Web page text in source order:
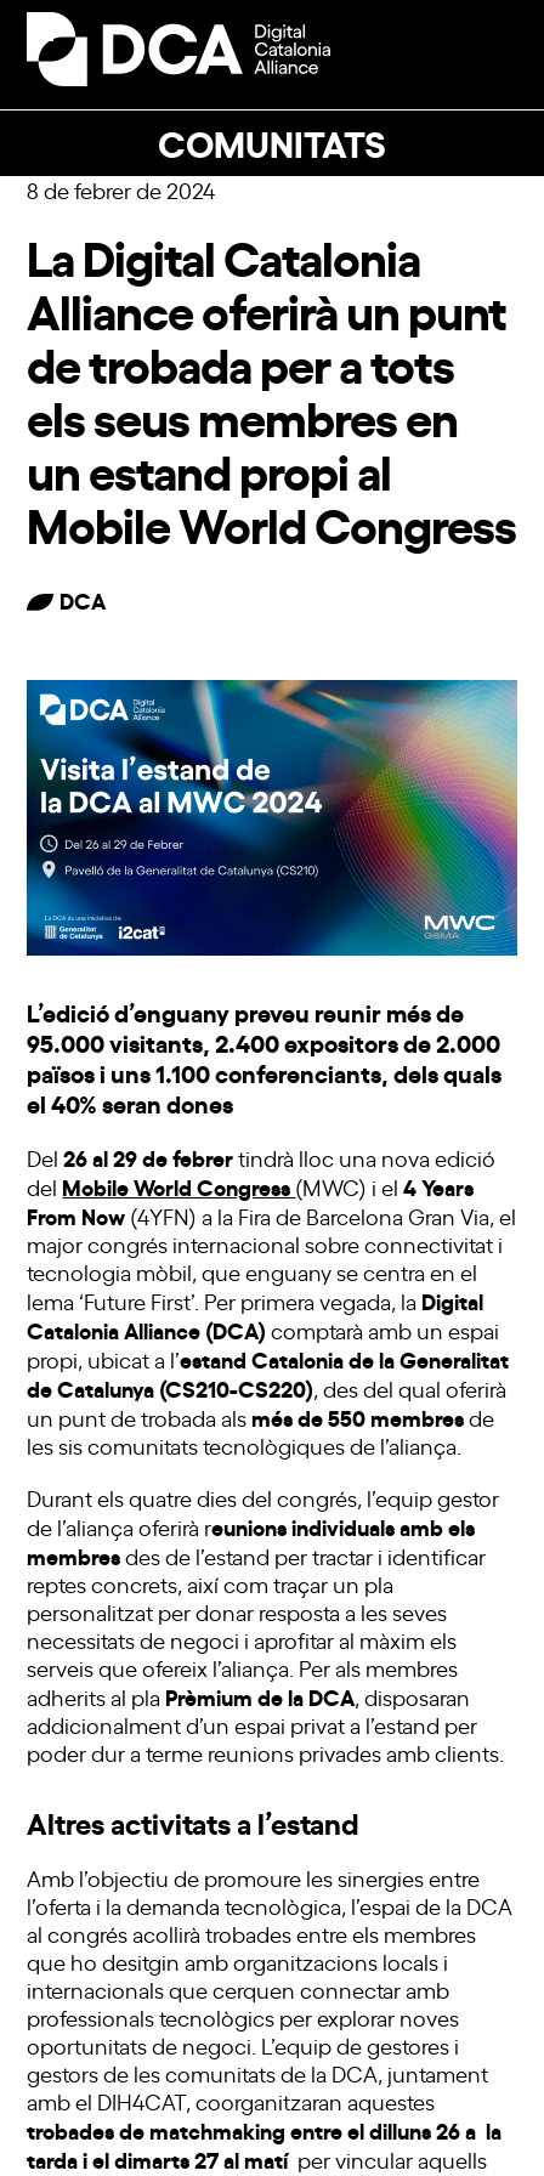
Skip
content
COMUNITATS
Open
mobile
Close
mobile
8 de febrer de 2024
La Digital Catalonia
Alliance oferirà un punt
de trobada per a tots
els seus membres en
un estand propi al
Mobile World Congress
DCA
L’edició d’enguany preveu reunir més de
95.000 visitants, 2.400 expositors de 2.000
països i uns 1.100 conferenciants, dels quals
el 40% seran dones
Del26 al 29 de febrertindrà lloc una nova edició
del Mobile World Congress (MWC) i el4 Years
From Now (4YFN) a la Fira de Barcelona Gran Via, el
major congrés internacional sobre connectivitat i
tecnologia mòbil, que enguany se centra en el
lema ‘Future First’. Per primera vegada, la Digital
Catalonia Alliance (DCA) comptarà amb un espai
propi, ubicat a l’estand Catalonia de la Generalitat
de Catalunya (CS210-CS220) , des del qual oferirà
un punt de trobada alsmés de 550 membresde
les sis comunitats tecnològiques de l’aliança.
Durant els quatre dies del congrés, l’equip gestor
de l’aliança oferirà reunions individuals amb els
membresdes de l’estand per tractar i identificar
reptes concrets, així com traçar un pla
personalitzat per donar resposta a les seves
necessitats de negoci i aprofitar al màxim els
serveis que ofereix l’aliança. Per als membres
adherits al pla Prèmium de la DCA , disposaran
addicionalment d’un espai privat a l’estand per
poder dur a terme reunions privades amb clients.
Altres activitats a l’estand
Amb l’objectiu de promoure les sinergies entre
l’oferta i la demanda tecnològica, l’espai de la DCA
al congrés acollirà trobades entre els membres
que ho desitgin amb organitzacions locals i
internacionals que cerquen connectar amb
professionals tecnològics per explorar noves
oportunitats de negoci. L’equip de gestores i
gestors de les comunitats de la DCA, juntament
amb el DIH4CAT, coorganitzaran aquestes
trobades de matchmaking entre el dilluns 26 a la
tarda i el dimarts 27 al matíper vincular aquells